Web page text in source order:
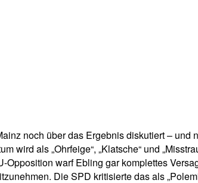
noch über das Ergebnis diskutiert –
wird als „Ohrfeige“, „Klatsche“ und
warf Ebling gar komplettes
Die SPD kritisierte das als